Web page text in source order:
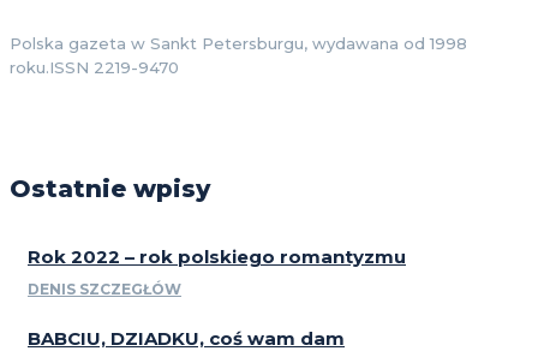
Polska gazeta w Sankt Petersburgu, wydawana od 1998
roku.ISSN 2219-9470
Ostatnie wpisy
Rok 2022 – rok polskiego romantyzmu
DENIS SZCZEGŁÓW
BABCIU, DZIADKU, coś wam dam